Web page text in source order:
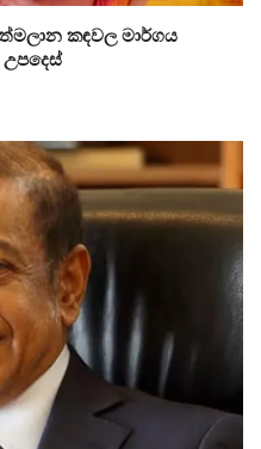
කඳවල මාර්ගය